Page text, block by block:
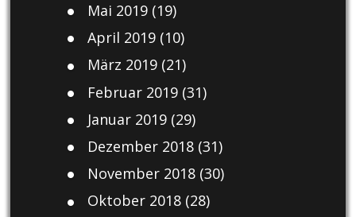
Mai 2019(19)
April 2019(10)
März 2019(21)
Februar 2019(31)
Januar 2019(29)
Dezember 2018(31)
November 2018(30)
Oktober 2018(28)